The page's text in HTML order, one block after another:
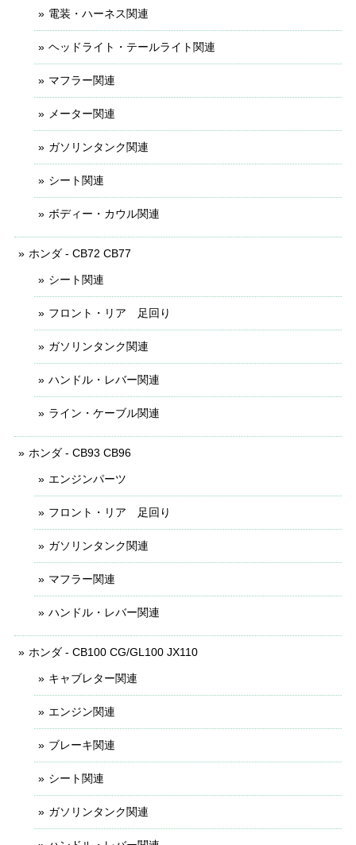
電装・ハーネス関連
ヘッドライト・テールライト関連
マフラー関連
メーター関連
ガソリンタンク関連
シート関連
ボディー・カウル関連
ホンダ - CB72 CB77
シート関連
フロント・リア 足回り
ガソリンタンク関連
ハンドル・レバー関連
ライン・ケーブル関連
ホンダ - CB93 CB96
エンジンパーツ
フロント・リア 足回り
ガソリンタンク関連
マフラー関連
ハンドル・レバー関連
ホンダ - CB100 CG/GL100 JX110
キャブレター関連
エンジン関連
ブレーキ関連
シート関連
ガソリンタンク関連